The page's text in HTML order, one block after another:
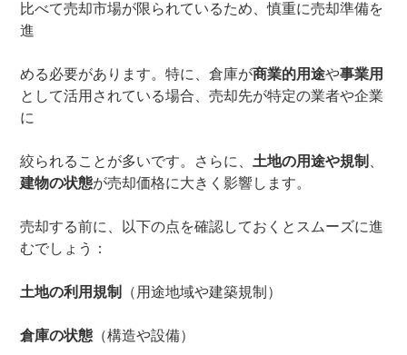
比べて売却市場が限られているため、慎重に売却準備を
進
める必要があります。特に、倉庫が商業的用途や事業用
として活用されている場合、売却先が特定の業者や企業
に
絞られることが多いです。さらに、 土地の用途や規制
建物の状態が売却価格に大きく影響します。
売却する前に、以下の点を確認しておくとスムーズに進
むでしょう：
土地の利用規制 （用途地域や建築規制）
倉庫の状態 （構造や設備）